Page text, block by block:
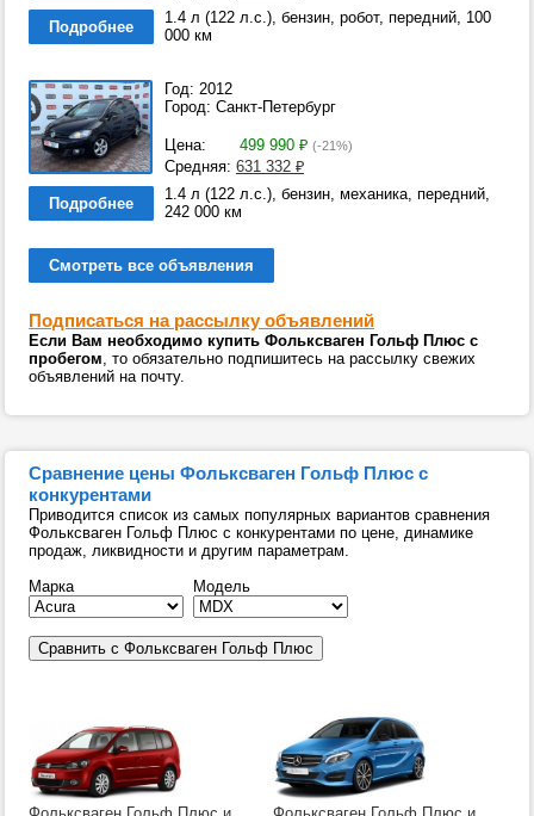
Подробнее
1.4 л (122 л.с.), бензин, робот, передний, 100
000 км
Год: 2012
Город: Санкт-Петербург
Цена: 499 990 ₽ (-21%)
Средняя: 631 332 ₽
Подробнее
1.4 л (122 л.с.), бензин, механика, передний,
242 000 км
Смотреть все объявления
Подписаться на рассылку объявлений
Если Вам необходимо купить Фольксваген Гольф Плюс с
пробегом, то обязательно подпишитесь на рассылку свежих
объявлений на почту.
Сравнение цены Фольксваген Гольф Плюс с
конкурентами
Приводится список из самых популярных вариантов сравнения
Фольксваген Гольф Плюс с конкурентами по цене, динамике
продаж, ликвидности и другим параметрам.
Марка
Модель